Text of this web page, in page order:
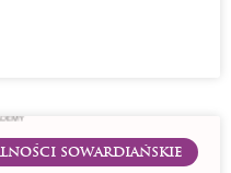
SOWARDIAŃSKIE